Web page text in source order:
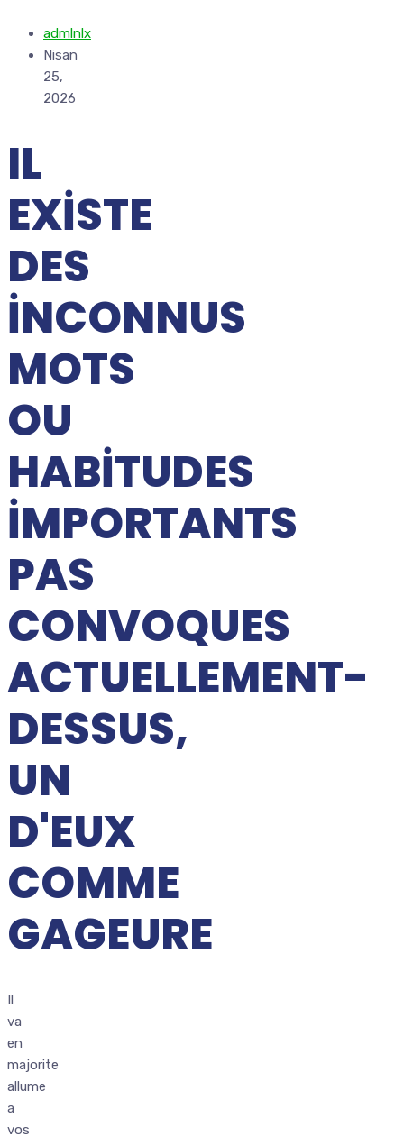
admlnlx
Nisan
25,
2026
IL
EXISTE
DES
INCONNUS
MOTS
OU
HABITUDES
IMPORTANTS
PAS
CONVOQUES
ACTUELLEMENT-
DESSUS,
UN
D'EUX
COMME
GAGEURE
Il
va
en
majorite
allume
a
vos